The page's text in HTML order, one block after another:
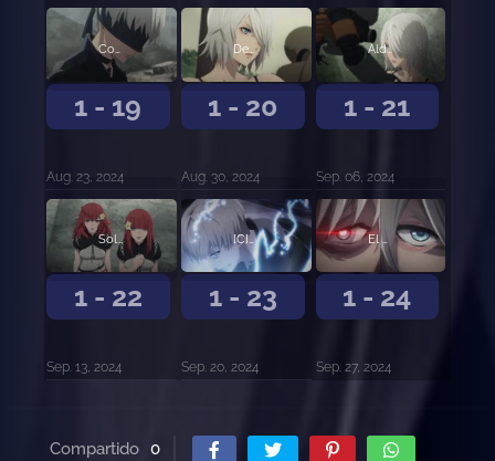
1 - 19
Corru[P]cion
Aug. 23, 2024
1 - 20
Desa[U]torizado
Aug. 30, 2024
1 - 21
Aldea de [N]adie
Sep. 06, 2024
1 - 22
Solo tu y y[O]
Sep. 13, 2024
1 - 23
[C]odigo sin sentido
Sep. 20, 2024
1 - 24
El fin d[E] YoRHa
Sep. 27, 2024
Compartido 0